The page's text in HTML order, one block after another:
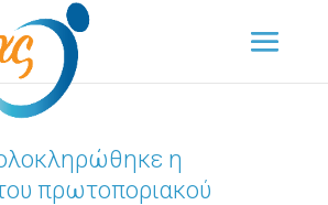
η
πρωτοποριακού